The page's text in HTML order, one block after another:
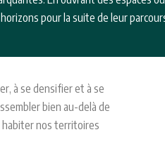
pour la suite de leur
à se densifier et à se
bien au-delà de
habiter nos territoires